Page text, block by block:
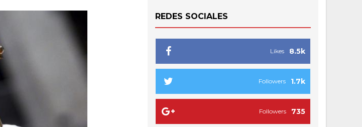
REDES SOCIALES
8.5k
Likes
1.7k
Followers
735
Followers